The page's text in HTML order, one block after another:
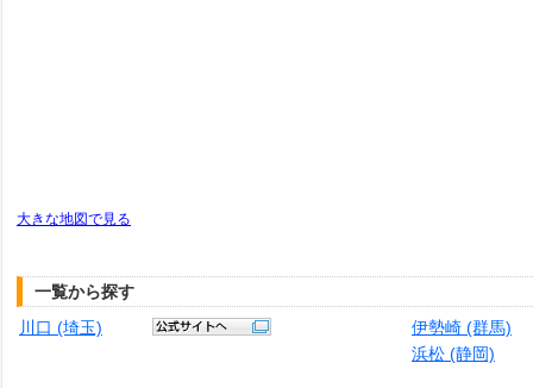
大きな地図で見る
一覧から探す
川口 (埼玉)
伊勢崎 (群馬)
浜松 (静岡)